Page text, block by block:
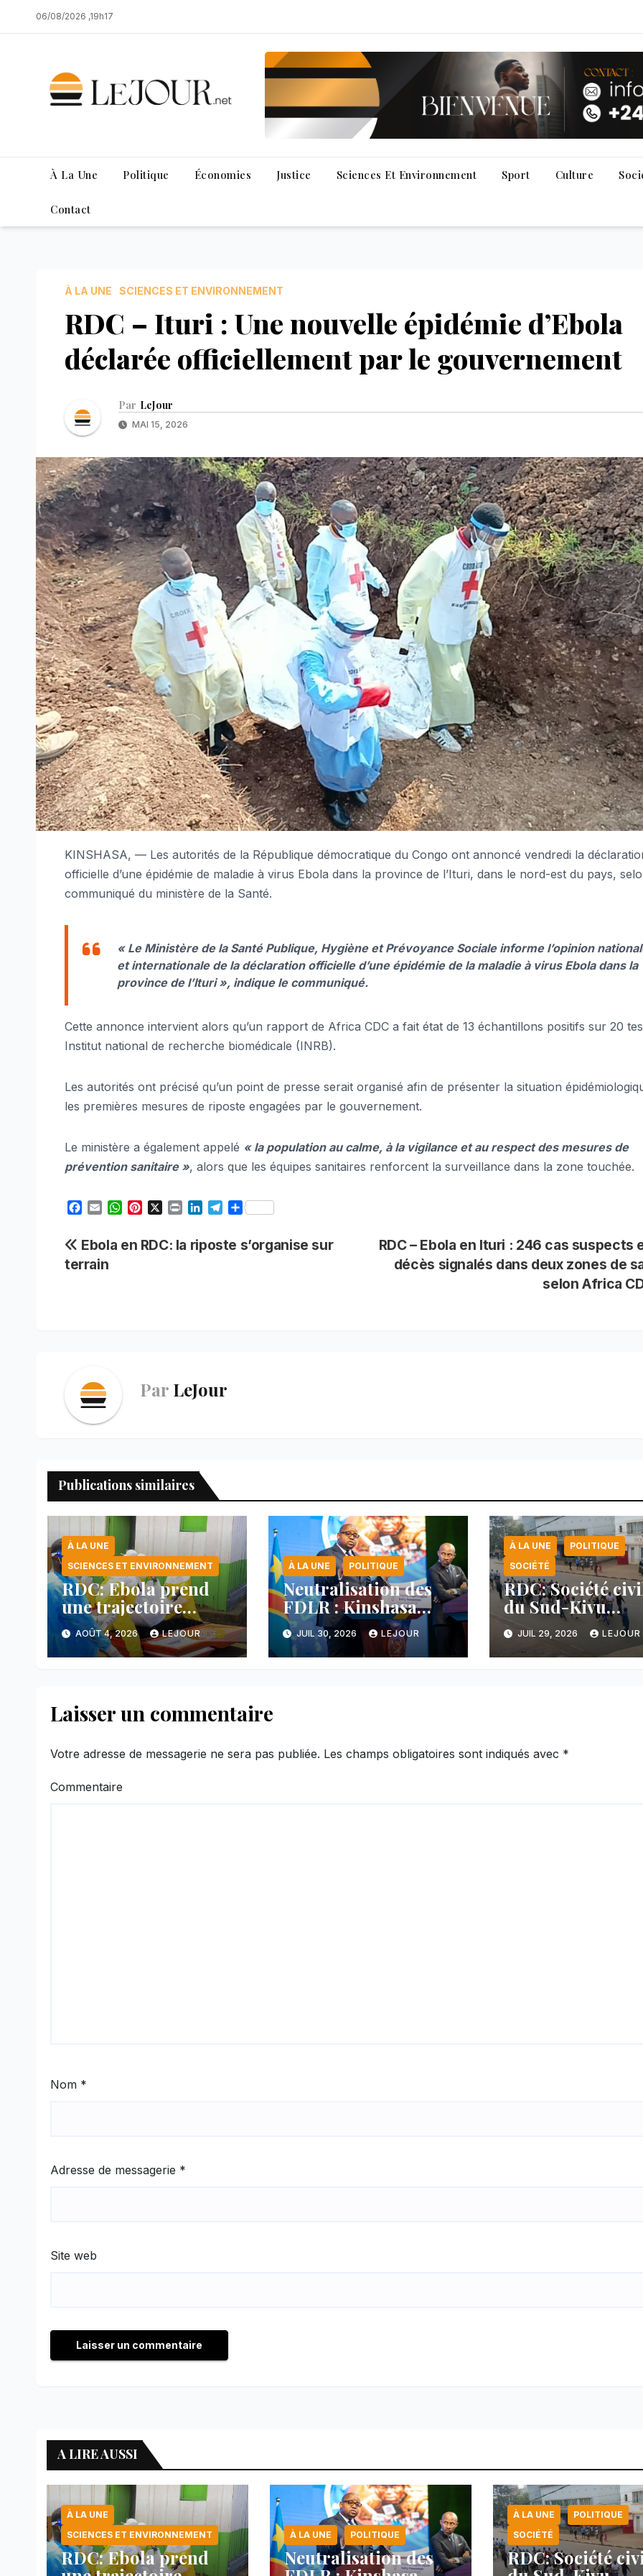
to
06/08/2026 ,19h17
À La Une Politique Économies Justice Sciences Et Environnement Sport Culture
Contact
À LA UNE SCIENCES ET ENVIRONNEMENT
RDC – Ituri : Une nouvelle épidémie d’Ebola
déclarée officiellement par le gouvernement
Par LeJour
MAI 15, 2026
KINSHASA, — Les autorités de la République démocratique du Congo ont annoncé vendredi la
officielle d’une épidémie de maladie à virus Ebola dans la province de l’Ituri, dans le nord-est du pays,
communiqué du ministère de la Santé.
« Le Ministère de la Santé Publique, Hygiène et Prévoyance Sociale informe l’opinion
et internationale de la déclaration officielle d’une épidémie de la maladie à virus Ebola dans la
province de l’Ituri », indique le communiqué.
Cette annonce intervient alors qu’un rapport de Africa CDC a fait état de 13 échantillons positifs sur 20
Institut national de recherche biomédicale (INRB).
Les autorités ont précisé qu’un point de presse serait organisé afin de présenter la situation
les premières mesures de riposte engagées par le gouvernement.
Le ministère a également appelé « la population au calme, à la vigilance et au respect des mesures de
prévention sanitaire », alors que les équipes sanitaires renforcent la surveillance dans la zone touchée.
c
e
b
a
i
l
W
t
n
t
n
k
l
e
S
r
Navigation
de
RDC – Ebola en Ituri : 246 cas suspects
décès signalés dans deux zones de
selon Africa
Ebola en RDC: la riposte s’organise sur
terrain
Par LeJour
Publications similaires
À LA UNE
SCIENCES ET ENVIRONNEMENT
RDC: Ebola prend
une trajectoire
inquiétante dans le
nord-est du pays
AOÛT 4, 2026 LEJOUR
À LA UNE POLITIQUE
Neutralisation des
FDLR : Kinshasa
annonce une
avancée majeure et
maintient sa ligne
JUIL 30, 2026 LEJOUR
À LA UNE
POLITIQUE
SOCIÉTÉ
RDC: Société
du Sud-Kivu
dénonce la
manipulation
manifestations
JUIL 29, 2026 LEJOUR
Laisser un commentaire
Votre adresse de messagerie ne sera pas publiée. Les champs obligatoires sont indiqués avec *
Commentaire
Nom *
Adresse de messagerie *
Site web
A LIRE AUSSI
À LA UNE
SCIENCES ET ENVIRONNEMENT
RDC: Ebola prend
À LA UNE POLITIQUE
Neutralisation des
À LA UNE
POLITIQUE
SOCIÉTÉ
RDC: Société